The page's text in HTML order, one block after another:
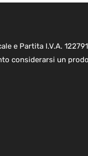
e Partita I.V.A.
considerarsi un